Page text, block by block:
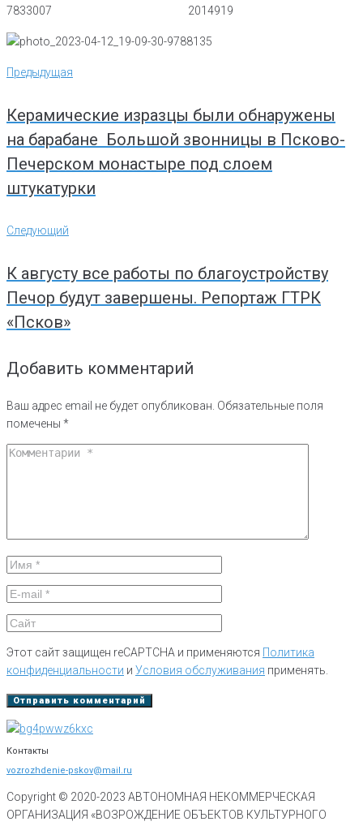
Навигация
по
Предыдущая
Предыдущая
Керамические изразцы были обнаружены
на барабане Большой звонницы в Псково-
Печерском монастыре под слоем
штукатурки
Следующий
Следующий
К августу все работы по благоустройству
Печор будут завершены. Репортаж ГТРК
«Псков»
Добавить комментарий
Ваш адрес email не будет опубликован. Обязательные поля
помечены *
Этот сайт защищен reCAPTCHA и применяются Политика
конфиденциальности и Условия обслуживания применять.
Контакты
vozrozhdenie-pskov@mail.ru
Copyright © 2020-2023 АВТОНОМНАЯ НЕКОММЕРЧЕСКАЯ
ОРГАНИЗАЦИЯ «ВОЗРОЖДЕНИЕ ОБЪЕКТОВ КУЛЬТУРНОГО